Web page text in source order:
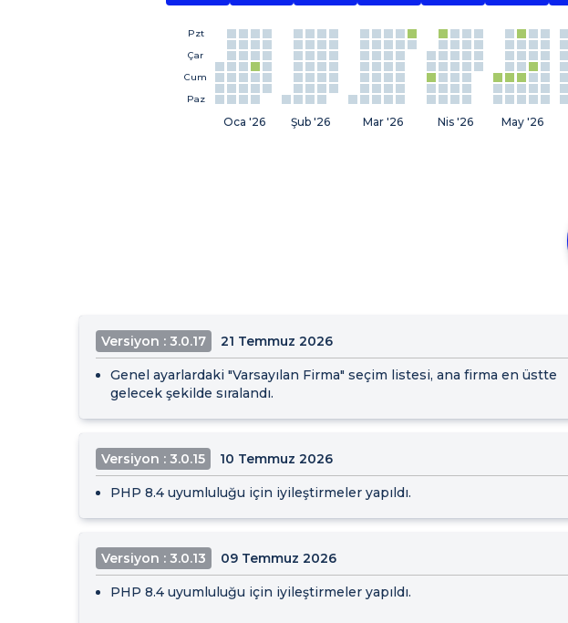
Pzt
Çar
Cum
Paz
Oca '26 Şub '26 Mar '26 Nis '26 May '26
Versiyon : 3.0.17 21 Temmuz 2026
Genel ayarlardaki "Varsayılan Firma" seçim listesi, ana firma en üstte
gelecek şekilde sıralandı.
Versiyon : 3.0.15 10 Temmuz 2026
PHP 8.4 uyumluluğu için iyileştirmeler yapıldı.
Versiyon : 3.0.13 09 Temmuz 2026
PHP 8.4 uyumluluğu için iyileştirmeler yapıldı.